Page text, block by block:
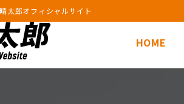
郎オフィシャルサイト
HOME